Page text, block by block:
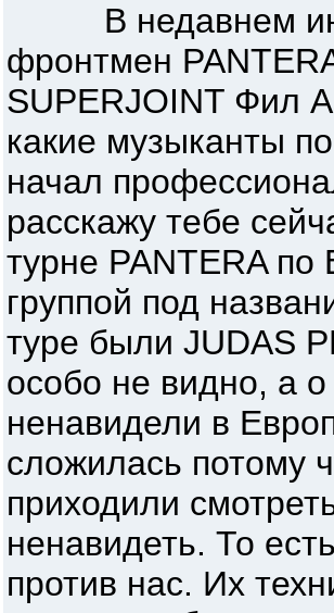
В недавнем
фронтмен
SUPERJOINT Фил
какие музыканты
начал
расскажу тебе
турне PANTERA
группой под
туре были JUDAS
особо не видно, а
ненавидели в
сложилась потому
приходили
ненавидеть. То
против нас. Их